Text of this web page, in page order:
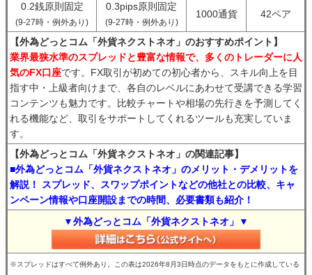
0.2銭原則固定
(9-27時・例外あり)
0.3pips原則固定
(9-27時・例外あり)
1000通貨 42ペア
【外為どっとコム「外貨ネクストネオ」のおすすめポイント】
業界最狭水準のスプレッドと豊富な情報で、多くのトレーダーに人
気のFX口座です。FX取引が初めての初心者から、スキル向上を目
指す中・上級者向けまで、各自のレベルにあわせて受講できる学習
コンテンツも魅力です。比較チャートや相場の先行きを予測してく
れる機能など、取引をサポートしてくれるツールも充実していま
す。
【外為どっとコム「外貨ネクストネオ」の関連記事】
■外為どっとコム「外貨ネクストネオ」のメリット・デメリットを
解説！ スプレッド、スワップポイントなどの他社との比較、キャ
ンペーン情報や口座開設までの時間、必要書類も紹介！
▼外為どっとコム「外貨ネクストネオ」▼
※スプレッドはすべて例外あり。この表は2026年8月3日時点のデータをもとに作成している